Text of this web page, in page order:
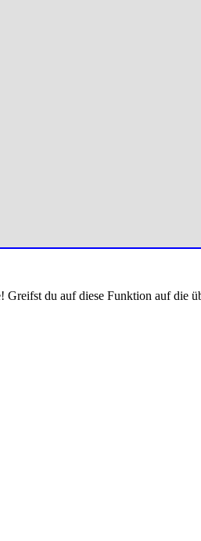
Greifst du auf diese Funktion auf die